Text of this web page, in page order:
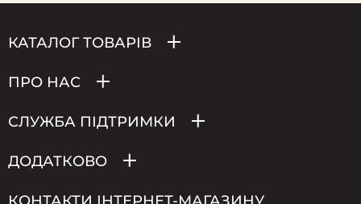
КАТАЛОГ ТОВАРІВ
ПРО НАС
СЛУЖБА ПІДТРИМКИ
ДОДАТКОВО
КОНТАКТИ ІНТЕРНЕТ-МАГАЗИНУ